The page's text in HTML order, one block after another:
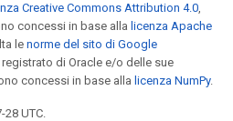
Creative Commons Attribution 4.0,
concessi in base alla licenza Apache
le norme del sito di Google
registrato di Oracle e/o delle sue
concessi in base alla licenza NumPy.
UTC.